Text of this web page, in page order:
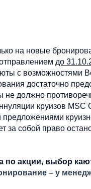
на новые
до
с возможностями
достаточно
не должно
круизов MSC
предложениями
за собой право
по акции, выбор
– у